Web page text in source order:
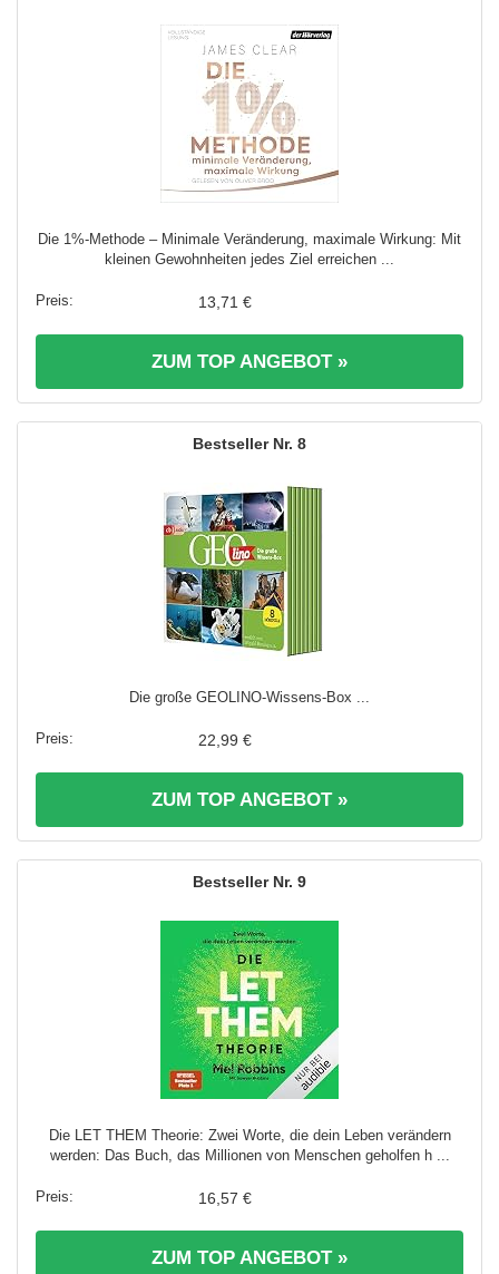
Die 1%-Methode – Minimale Veränderung, maximale Wirkung: Mit
kleinen Gewohnheiten jedes Ziel erreichen ...
13,71 €
ZUM TOP ANGEBOT »
8
Die große GEOLINO-Wissens-Box ...
22,99 €
ZUM TOP ANGEBOT »
9
Die LET THEM Theorie: Zwei Worte, die dein Leben verändern
werden: Das Buch, das Millionen von Menschen geholfen h ...
16,57 €
ZUM TOP ANGEBOT »